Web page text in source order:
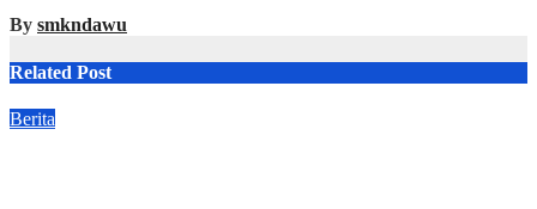
By smkndawu
Related Post
Berita